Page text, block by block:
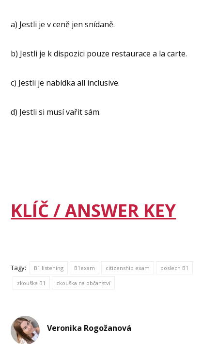
a) Jestli je v ceně jen snídaně.
b) Jestli je k dispozici pouze restaurace a la carte.
c) Jestli je nabídka all inclusive.
d) Jestli si musí vařit sám.
KLÍČ / ANSWER KEY
Tagy: B1 listening B1exam citizenship exam poslech B1
zkouška B1 zkouška na občanství
Veronika Rogožanová